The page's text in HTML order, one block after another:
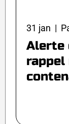
31 jan |
Alerte